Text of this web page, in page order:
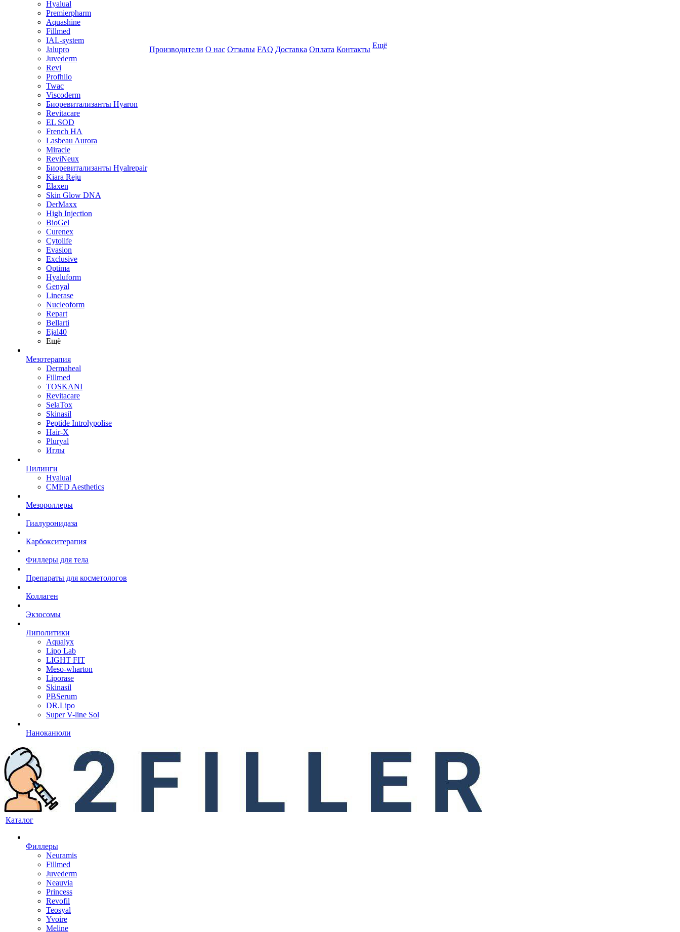
Hyalual
Premierpharm
Aquashine
Fillmed
IAL-system
Jalupro
Juvederm
Revi
Profhilo
Twac
Viscoderm
Биоревитализанты Hyaron
Revitacare
EL SOD
French HA
Lasbeau Aurora
Miracle
ReviNeux
Биоревитализанты Hyalrepair
Kiara Reju
Elaxen
Skin Glow DNA
DerMaxx
High Injection
BioGel
Curenex
Cytolife
Evasion
Exclusive
Optima
Hyaluform
Genyal
Linerase
Nucleoform
Repart
Bellarti
Ejal40
Ещё
Мезотерапия
Dermaheal
Fillmed
TOSKANI
Revitacare
SelaTox
Skinasil
Peptide Introlypolise
Hair-X
Pluryal
Иглы
Пилинги
Hyalual
CMED Aesthetics
Мезороллеры
Гиалуронидаза
Карбокситерапия
Филлеры для тела
Препараты для косметологов
Коллаген
Экзосомы
Липолитики
Aqualyx
Lipo Lab
LIGHT FIT
Meso-wharton
Liporase
Skinasil
PBSerum
DR.Lipo
Super V-line Sol
Наноканюли
Производители О нас Отзывы FAQ Доставка Оплата Контакты Ещё
Каталог
Филлеры
Neuramis
Fillmed
Juvederm
Neauvia
Princess
Revofil
Teosyal
Yvoire
Meline